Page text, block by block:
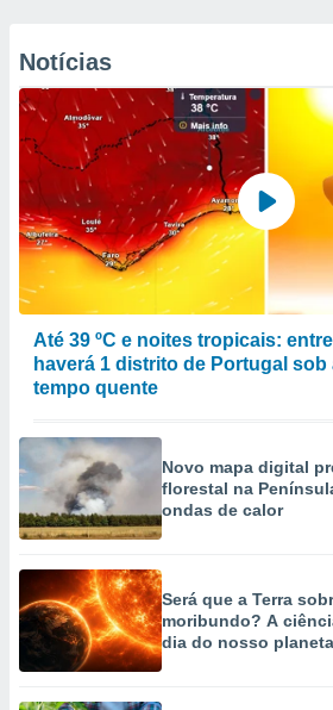
Notícias
Até 39 ºC e noites tropicais:
haverá 1 distrito de Portugal
tempo quente
Novo mapa digital
florestal na
ondas de calor
Será que a Terra
moribundo? A
dia do nosso planeta